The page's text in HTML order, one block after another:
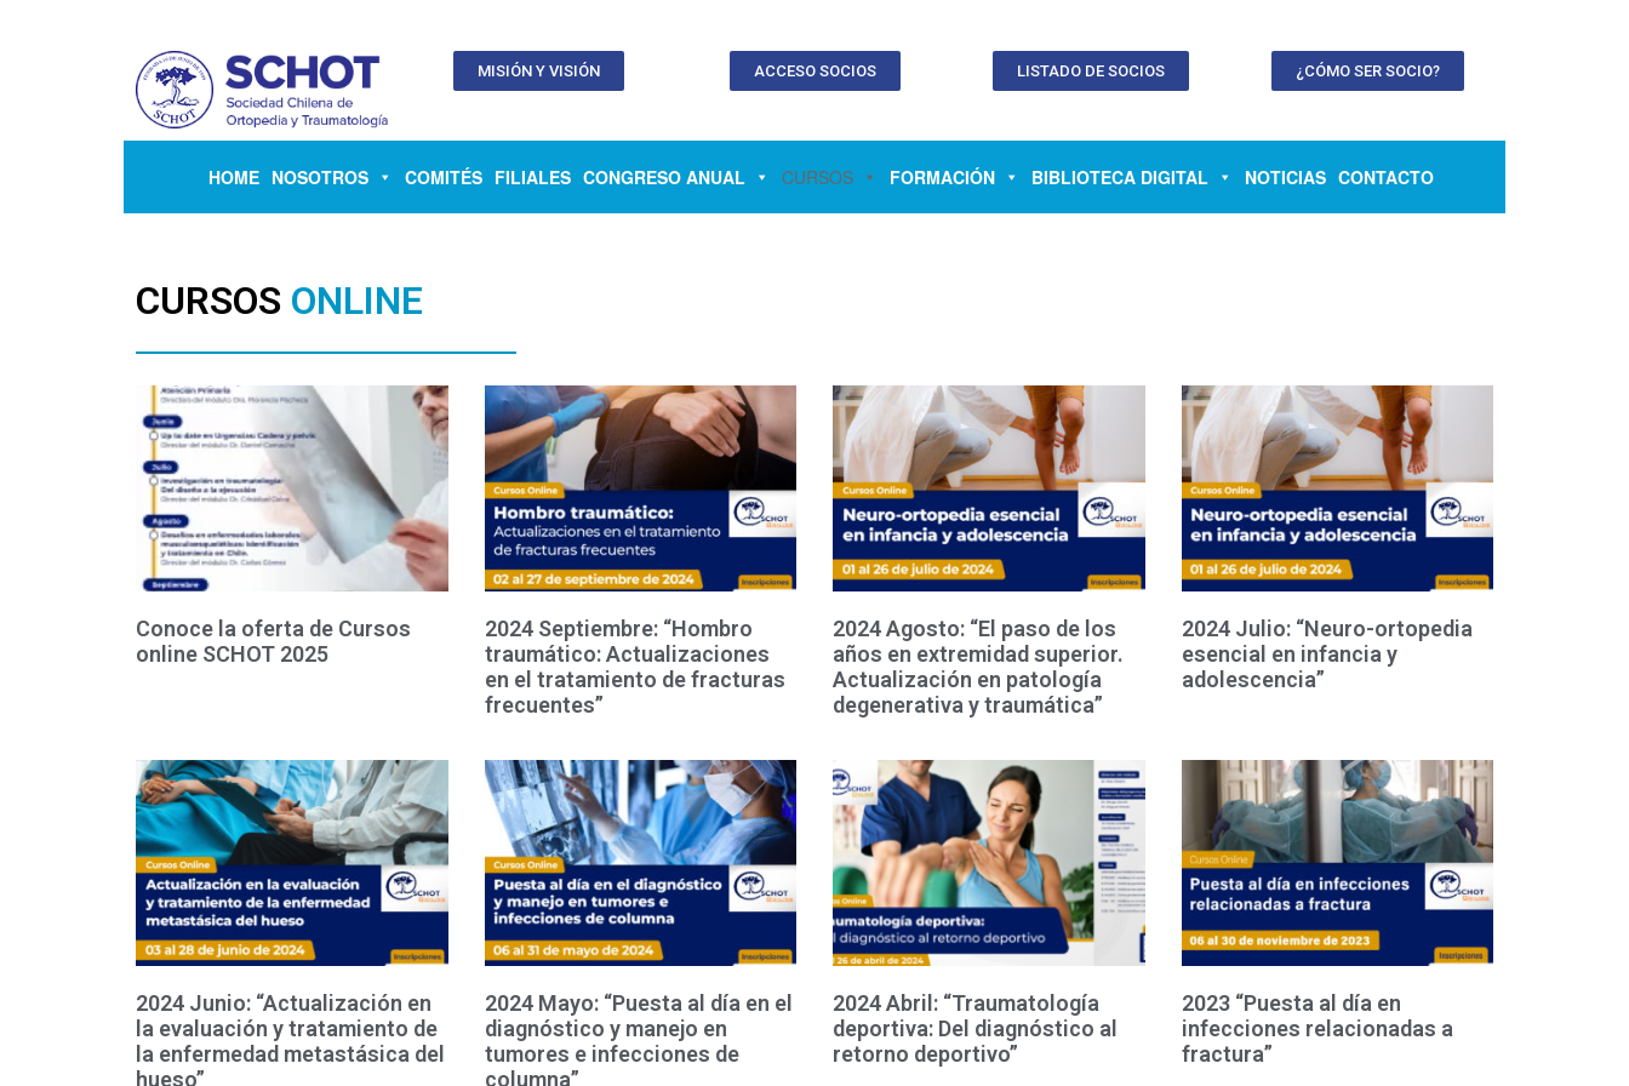
MISIÓN Y VISIÓN ACCESO SOCIOS LISTADO DE SOCIOS ¿CÓMO SER SOCIO?
HOME NOSOTROS COMITÉS FILIALES CONGRESO ANUAL CURSOS FORMACIÓN BIBLIOTECA DIGITAL NOTICIAS CONTACTO
CURSOS ONLINE
Conoce la oferta de Cursos
online SCHOT 2025
2024 Septiembre: “Hombro
traumático: Actualizaciones
en el tratamiento de fracturas
frecuentes”
2024 Agosto: “El paso de los
años en extremidad superior.
Actualización en patología
degenerativa y traumática”
2024 Julio: “Neuro-ortopedia
esencial en infancia y
adolescencia”
2024 Junio: “Actualización en
la evaluación y tratamiento de
la enfermedad metastásica del
hueso”
2024 Mayo: “Puesta al día en el
diagnóstico y manejo en
tumores e infecciones de
columna”
2024 Abril: “Traumatología
deportiva: Del diagnóstico al
retorno deportivo”
2023 “Puesta al día en
infecciones relacionadas a
fractura”